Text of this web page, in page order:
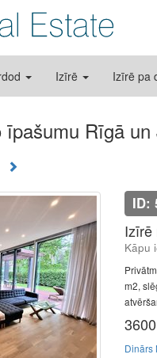
Izīrē Izīrē pa
Rīgā un
ID:
Izīrē
Kāpu
m2,
Dinārs